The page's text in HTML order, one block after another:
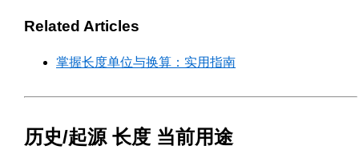
Related Articles
掌握长度单位与换算：实用指南
历史/起源 长度 当前用途